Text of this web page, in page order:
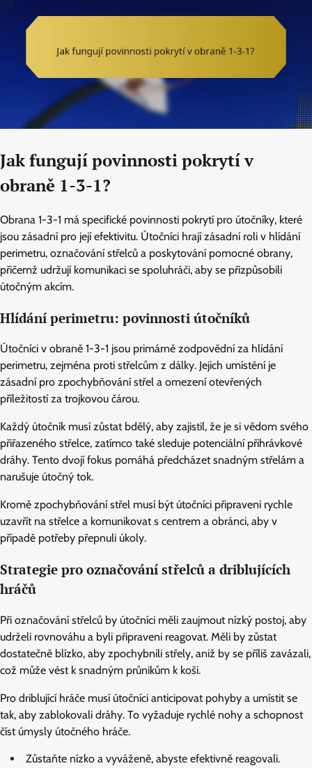
Jak fungují povinnosti pokrytí v
obraně 1-3-1?
Obrana 1-3-1 má specifické povinnosti pokrytí pro útočníky, které
jsou zásadní pro její efektivitu. Útočníci hrají zásadní roli v hlídání
perimetru, označování střelců a poskytování pomocné obrany,
přičemž udržují komunikaci se spoluhráči, aby se přizpůsobili
útočným akcím.
Hlídání perimetru: povinnosti útočníků
Útočníci v obraně 1-3-1 jsou primárně zodpovědní za hlídání
perimetru, zejména proti střelcům z dálky. Jejich umístění je
zásadní pro zpochybňování střel a omezení otevřených
příležitostí za trojkovou čárou.
Každý útočník musí zůstat bdělý, aby zajistil, že je si vědom svého
přiřazeného střelce, zatímco také sleduje potenciální přihrávkové
dráhy. Tento dvojí fokus pomáhá předcházet snadným střelám a
narušuje útočný tok.
Kromě zpochybňování střel musí být útočníci připraveni rychle
uzavřít na střelce a komunikovat s centrem a obránci, aby v
případě potřeby přepnuli úkoly.
Strategie pro označování střelců a driblujících
hráčů
Při označování střelců by útočníci měli zaujmout nízký postoj, aby
udrželi rovnováhu a byli připraveni reagovat. Měli by zůstat
dostatečně blízko, aby zpochybnili střely, aniž by se příliš zavázali,
což může vést k snadným průnikům k koši.
Pro driblující hráče musí útočníci anticipovat pohyby a umístit se
tak, aby zablokovali dráhy. To vyžaduje rychlé nohy a schopnost
číst úmysly útočného hráče.
Zůstaňte nízko a vyváženě, abyste efektivně reagovali.